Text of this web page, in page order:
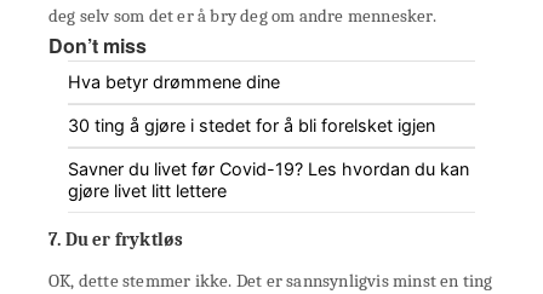
deg selv som det er å bry deg om andre mennesker.
Don’t miss
Hva betyr drømmene dine
30 ting å gjøre i stedet for å bli forelsket igjen
Savner du livet før Covid-19? Les hvordan du kan
gjøre livet litt lettere
7. Du er fryktløs
OK, dette stemmer ikke. Det er sannsynligvis minst en ting